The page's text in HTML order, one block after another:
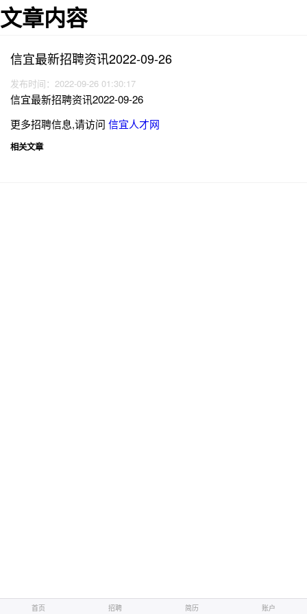
文章内容
信宜最新招聘资讯2022-09-26
发布时间：2022-09-26 01:30:17
信宜最新招聘资讯2022-09-26
更多招聘信息,请访问 信宜人才网
相关文章
首页 招聘 简历 账户
首页 招聘 简历 账户